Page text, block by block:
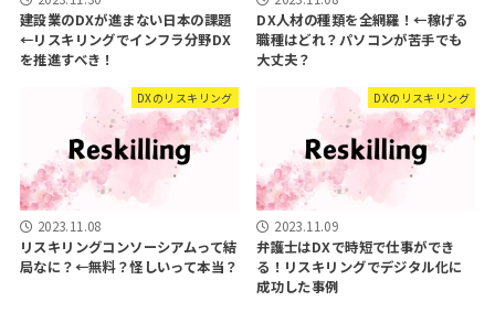
建設業のDXが進まない日本の課題
←リスキリングでインフラ分野DX
を推進すべき！
DX人材の種類を全網羅！←稼げる
職種はどれ？パソコンが苦手でも
大丈夫？
DXのリスキリング
2023.11.08
リスキリングコンソーシアムって結
局なに？←無料？怪しいって本当？
DXのリスキリング
2023.11.09
弁護士はDXで時短で仕事ができ
る！リスキリングでデジタル化に
成功した事例